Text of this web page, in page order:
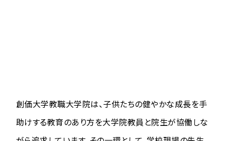
創価大学教職大学院は、子供たちの健やかな成長を手
助けする教育のあり方を大学院教員と院生が協働しな